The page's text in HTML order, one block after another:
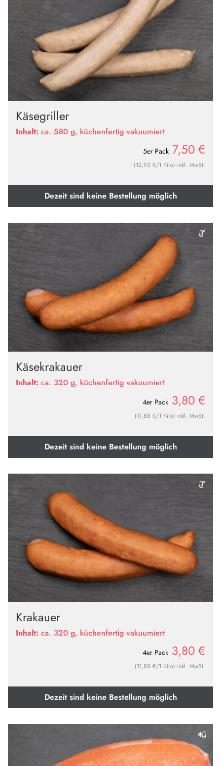
Käsegriller
Inhalt: ca. 580 g, küchenfertig vakuumiert
5er Pack 7,50 €
(12,93 €/1 Kilo) inkl. MwSt.
Dezeit sind keine Bestellung möglich
Käsekrakauer
Inhalt: ca. 320 g, küchenfertig vakuumiert
4er Pack 3,80 €
(11,88 €/1 Kilo) inkl. MwSt.
Dezeit sind keine Bestellung möglich
Krakauer
Inhalt: ca. 320 g, küchenfertig vakuumiert
4er Pack 3,80 €
(11,88 €/1 Kilo) inkl. MwSt.
Dezeit sind keine Bestellung möglich